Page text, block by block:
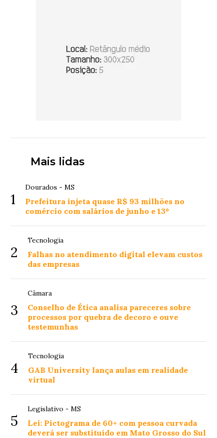
Mais lidas
1
Dourados - MS
Prefeitura injeta quase R$ 93 milhões no
comércio com salários de junho e 13º
2
Tecnologia
Falhas no atendimento digital elevam custos
das empresas
3
Câmara
Conselho de Ética analisa pareceres sobre
processos por quebra de decoro e ouve
testemunhas
4
Tecnologia
GAB University lança aulas em realidade
virtual
5
Legislativo - MS
Lei: Pictograma de 60+ com pessoa curvada
deverá ser substituído em Mato Grosso do Sul